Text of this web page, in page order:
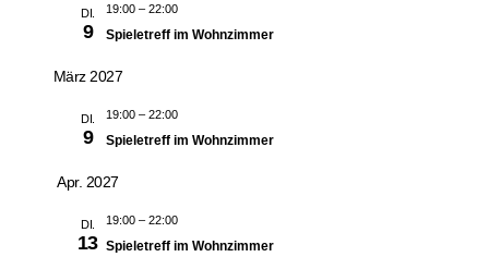
DI.
9
19:00– 22:00
Spieletreff im Wohnzimmer
März 2027
DI.
9
19:00– 22:00
Spieletreff im Wohnzimmer
Apr. 2027
DI.
13
19:00– 22:00
Spieletreff im Wohnzimmer